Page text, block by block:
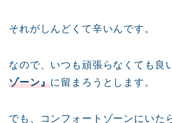
それがしんどくて辛いんです。
なので、いつも頑張らなくても良
ゾーン』に留まろうとします。
でも、コンフォートゾーンにいた